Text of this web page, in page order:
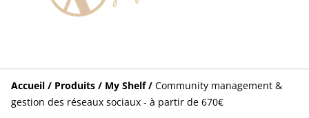
Accueil / Produits / My Shelf / Community management &
gestion des réseaux sociaux - à partir de 670€